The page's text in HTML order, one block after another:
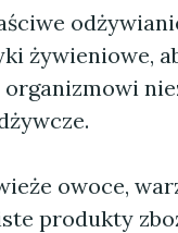
żywieniowe,
owoce,
produkty